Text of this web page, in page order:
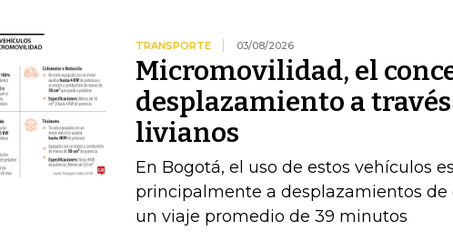
TRANSPORTE 03/08/2026
Micromovilidad, el
desplazamiento a
livianos
En Bogotá, el uso de estos vehículos
principalmente a desplazamientos
un viaje promedio de 39 minutos